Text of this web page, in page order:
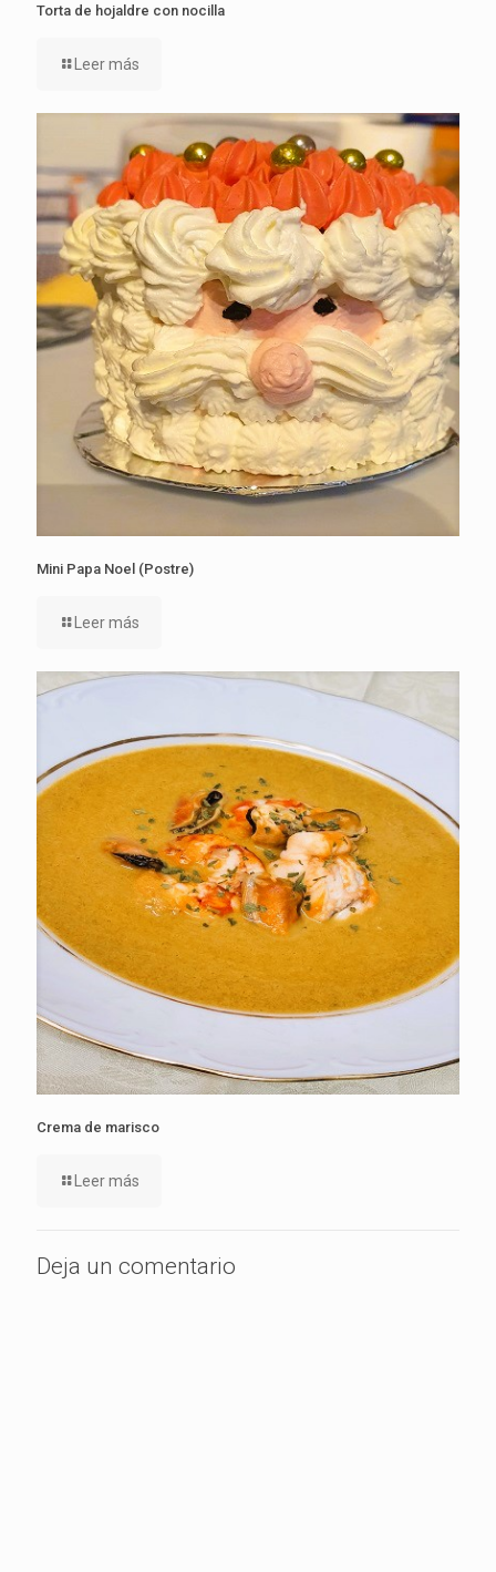
Torta de hojaldre con nocilla
Leer más
Mini Papa Noel (Postre)
Leer más
Crema de marisco
Leer más
Deja un comentario